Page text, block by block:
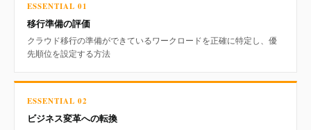
ESSENTIAL 01
移行準備の評価
クラウド移行の準備ができているワークロードを正確に特定し、優
先順位を設定する方法
ESSENTIAL 02
ビジネス変革への転換